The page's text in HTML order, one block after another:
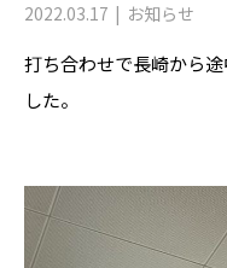
2022.03.17 お知らせ
打ち合わせで長崎から
した。